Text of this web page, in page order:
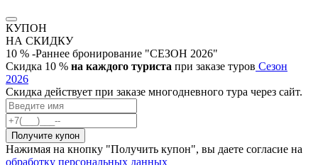
КУПОН
НА СКИДКУ
10 % -Раннее бронирование "СЕЗОН 2026"
Скидка 10 % на каждого туриста при заказе туров Сезон
2026
Скидка действует при заказе многодневного тура через сайт.
Нажимая на кнопку "Получить купон", вы даете согласие на
обработку персональных данных